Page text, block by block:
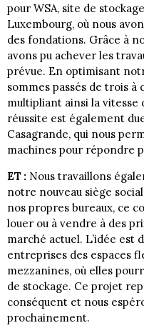
pour WSA, site de
Luxembourg, où nous
des fondations. Grâce à
avons pu achever les
prévue. En optimisant
sommes passés de trois à
multipliant ainsi la
réussite est également
Casagrande, qui nous
machines pour répondre
ET : Nous travaillons
notre nouveau siège
nos propres bureaux, ce
louer ou à vendre à des
marché actuel. L’idée est
entreprises des espaces
mezzanines, où elles
de stockage. Ce projet
conséquent et nous
prochainement.